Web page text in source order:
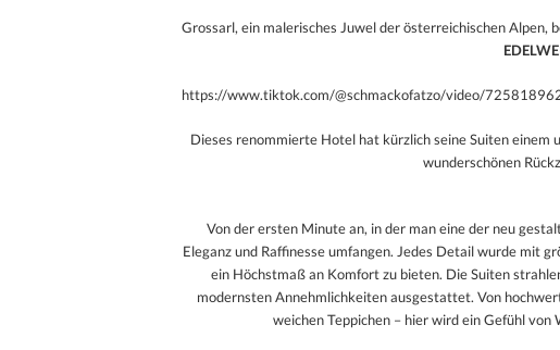
Grossarl, ein malerisches Juwel der österreichischen Alpen,
https://www.tiktok.com/@schmackofatzo/video/
Dieses renommierte Hotel hat kürzlich seine Suiten einem
wunderschönen
Von der ersten Minute an, in der man eine der neu
Eleganz und Raffinesse umfangen. Jedes Detail wurde mit
ein Höchstmaß an Komfort zu bieten. Die Suiten
modernsten Annehmlichkeiten ausgestattet. Von
weichen Teppichen – hier wird ein Gefühl